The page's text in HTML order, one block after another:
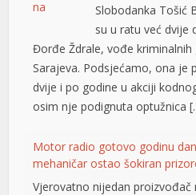
Slobodanka Tošić
su u ratu već dvije
Đorđe Ždrale, vođe
Sarajeva. Podsjećamo, ona je
dvije i po godine u akciji
osim nje podignuta optužnica
Motor radio gotovo godinu
mehaničar ostao šokiran
Vjerovatno nijedan proizvođač